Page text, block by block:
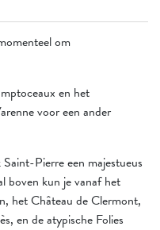
om
en het
voor een ander
Pierre een majestueus
boven kun je vanaf het
het Château de Clermont,
en de atypische Folies